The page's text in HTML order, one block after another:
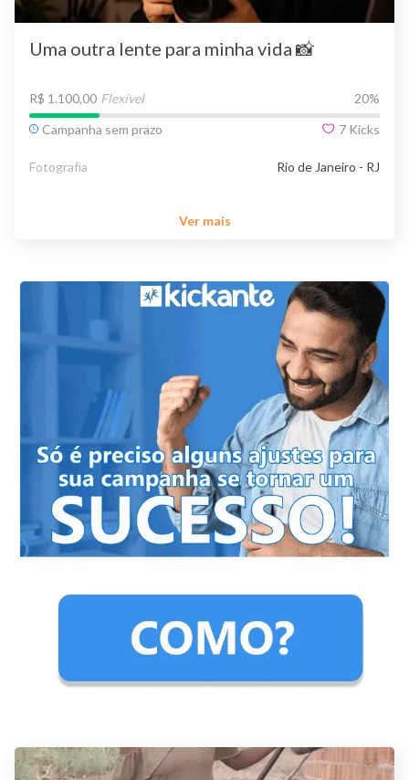
Uma outra lente para minha vida 📸
R$ 1.100,00 Flexível 20%
Campanha sem prazo
7 Kicks
Fotografia Rio de Janeiro - RJ
Ver mais